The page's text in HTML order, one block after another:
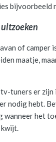
of
maatje,
tuners er zijn
nodig hebt.
wanneer het